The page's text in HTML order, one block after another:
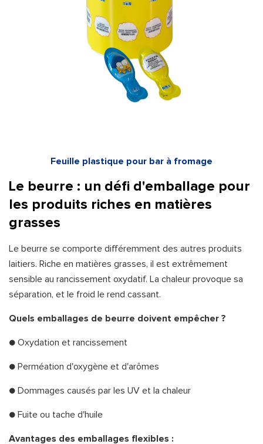
Feuille plastique pour bar à fromage
Le beurre : un défi d'emballage pour
les produits riches en matières
grasses
Le beurre se comporte différemment des autres produits
laitiers. Riche en matières grasses, il est extrêmement
sensible au rancissement oxydatif. La chaleur provoque sa
séparation, et le froid le rend cassant.
Quels emballages de beurre doivent empêcher ?
● Oxydation et rancissement
● Perméation d'oxygène et d'arômes
● Dommages causés par les UV et la chaleur
● Fuite ou tache d'huile
Avantages des emballages flexibles :